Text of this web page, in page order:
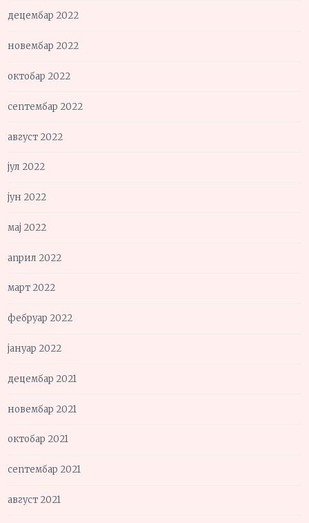
децембар 2022
новембар 2022
октобар 2022
септембар 2022
август 2022
јул 2022
јун 2022
мај 2022
април 2022
март 2022
фебруар 2022
јануар 2022
децембар 2021
новембар 2021
октобар 2021
септембар 2021
август 2021